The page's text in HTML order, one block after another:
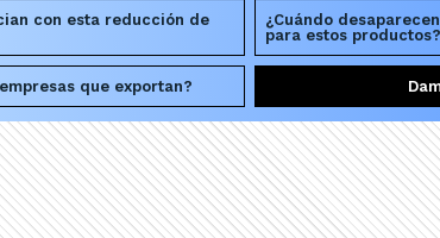
con esta reducción de
¿Cuándo
para estos productos?
que exportan?